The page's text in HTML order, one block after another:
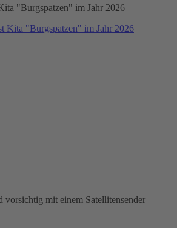
"Burgspatzen" im Jahr 2026
Kita "Burgspatzen" im Jahr 2026